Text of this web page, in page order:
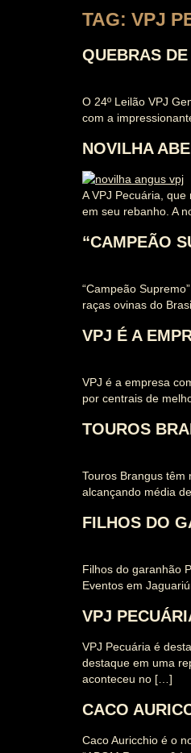
TAG: VPJ
QUEBRAS
O 24º Leilão VPJ
com a
NOVILHA
A VPJ Pecuária,
em seu rebanho. A
“CAMPEÃO
“Campeão
raças ovinas do
VPJ É A
VPJ é a empresa
por centrais de
TOUROS
Touros Brangus têm
alcançando média
FILHOS DO
Filhos do garanhão
Eventos em
VPJ
VPJ Pecuária é
destaque em uma
aconteceu no […]
CACO
Caco Auricchio é o